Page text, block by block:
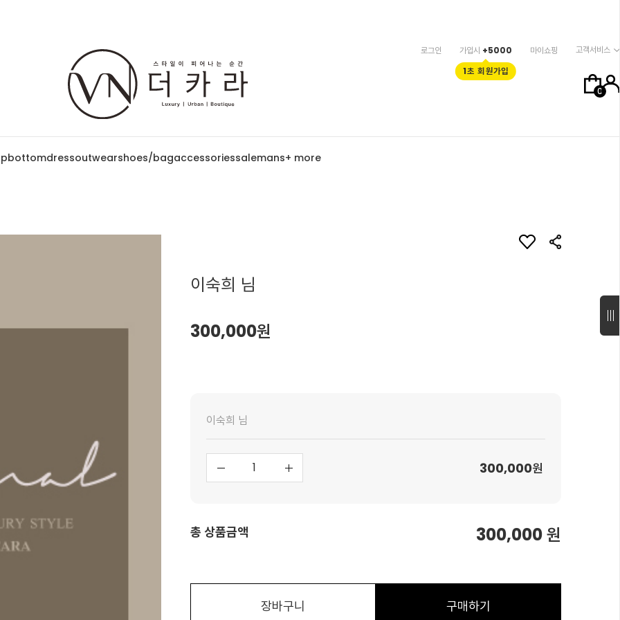
0
로그인 가입시 +5000
1초 회원가입
마이쇼핑 고객서비스
bottomdressoutwearshoes/bagaccessoriessalemans+ more
이숙희 님
300,000원
이숙희 님
300,000원
총 상품금액 300,000원
장바구니 구매하기